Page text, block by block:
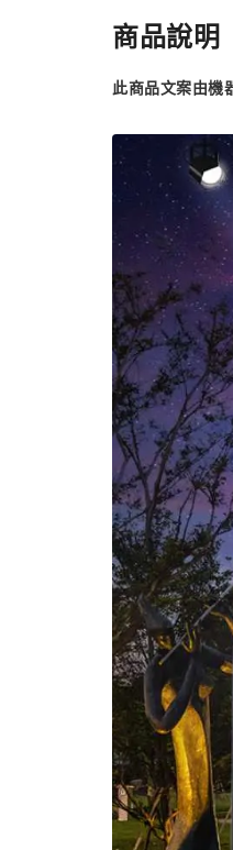
商品說明
此商品文案由機